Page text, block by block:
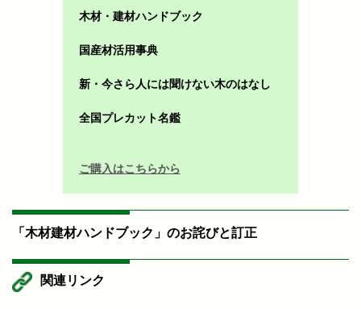
木材・建材ハンドブック
国産材活用事典
新・今さら人には聞けない木のはなし
全国プレカット名鑑
ご購入はこちらから
「木材建材ハンドブック」のお詫びと訂正
関連リンク